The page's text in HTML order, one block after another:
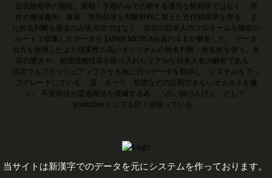
近代観相学の開祖。面相・手相のみで占断する適当な観相学ではなく、 所
作や趣味趣向、服装、所持品等を判断材料に加えた近代観相学を作る。 ま
た姓名判断も過去の占術方法ではなく、現在の日本人のフルネームを独自の
ルートで収集したデータを JAPAN MENSA会員のＳＥが解析した、 データ
出力を使用したより現実性の高いオリジナルの姓名判断・命名術を使う。名
前の響きや、処理流暢性等を取り入れたリアルな日本人名の解析である。
現在でもブラッシュアップさせる為に日々データを取得し、システムをアッ
プグレードしている。 霊・オーラ・前世などの証明できないオカルトを嫌
い、不安商法や霊感商法を撲滅する為、「占い師けんけん」として
youtuberとしても日々頑張っている。
当サイトは新漢字でのデータを元にシステムを作っております。